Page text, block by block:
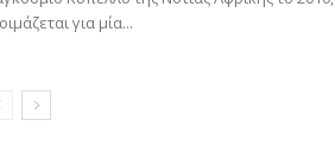
για μία...